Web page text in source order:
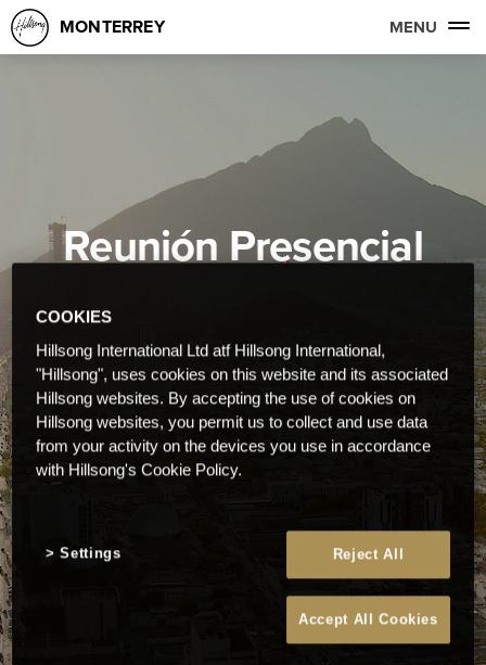
MONTERREY MENU
Reunión Presencial
COOKIES
Hillsong International Ltd atf Hillsong International,
"Hillsong", uses cookies on this website and its associated
Hillsong websites. By accepting the use of cookies on
Hillsong websites, you permit us to collect and use data
from your activity on the devices you use in accordance
with Hillsong's Cookie Policy.
Reject All
Accept All Cookies
Settings